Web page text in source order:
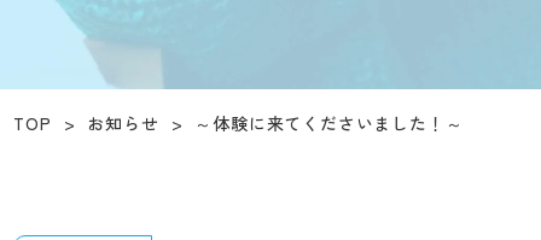
TOP > お知らせ > ～体験に来てくださいました！～